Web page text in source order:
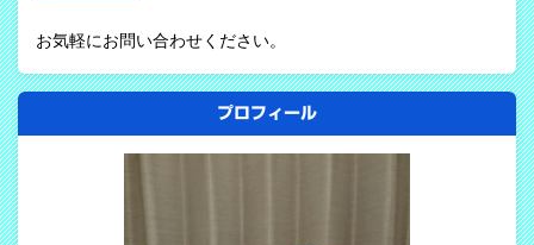
お気軽にお問い合わせください。
プロフィール